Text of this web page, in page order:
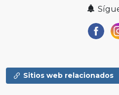
Sitios web relacionados